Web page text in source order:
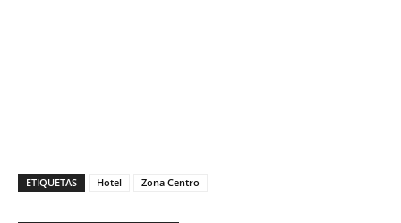
ETIQUETAS Hotel Zona Centro